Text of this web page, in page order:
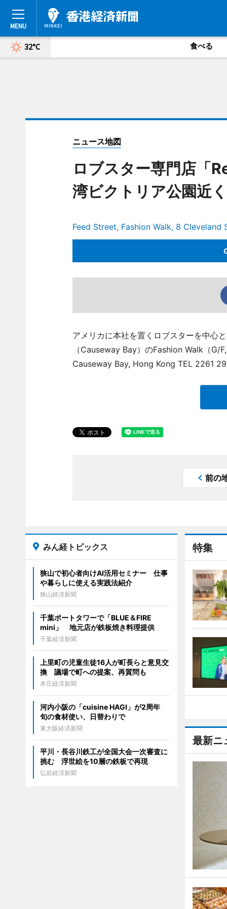
32°C 食べる
ニュース地図
ロブスター専門店「
湾ビクトリア公園近
Feed Street, Fashion Walk, 8 Cleveland
アメリカに本社を置くロブスターを中心
（Causeway Bay）のFashion Walk（
Causeway Bay, Hong Kong TEL 2261
前の
特集
最新ニ
みん経トピックス
狭山で初心者向けAI活用セミナー 仕事
や暮らしに使える実践法紹介
狭山経済新聞
千葉ポートタワーで「BLUE＆FIRE
mini」 地元店が鉄板焼き料理提供
千葉経済新聞
上里町の児童生徒16人が町長らと意見交
換 議場で町への提案、再質問も
本庄経済新聞
河内小阪の「cuisine HAGI」が2周年
旬の食材使い、日替わりで
東大阪経済新聞
平川・長谷川鉄工が全国大会一次審査に
挑む 浮世絵を10層の鉄板で再現
弘前経済新聞